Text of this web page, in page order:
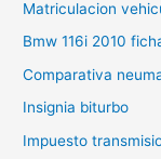
Matriculacion
Bmw 116i 2010
Comparativa
Insignia biturbo
Impuesto